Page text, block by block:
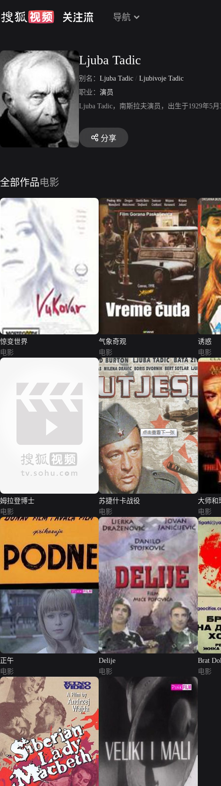
导航
Ljuba Tadic
别名： Ljuba Tadic / Ljubivoje Tadic
职业： 演员
Ljuba Tadic，南斯拉夫演员，出生于1929年5
分享
全部作品电影
惊变世界
电影
气象奇观
电影
诱惑
电影
姆拉登博士
电影
苏捷什卡战役
电影
大师和
电影
正午
电影
Delije
电影
Brat
电影